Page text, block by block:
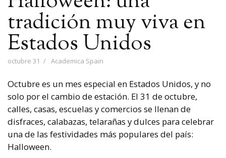
tradición muy viva en
Estados Unidos
octubre 31 Academica Spain
Octubre es un mes especial en Estados Unidos, y no
solo por el cambio de estación. El 31 de octubre,
calles, casas, escuelas y comercios se llenan de
disfraces, calabazas, telarañas y dulces para celebrar
una de las festividades más populares del país:
Halloween.